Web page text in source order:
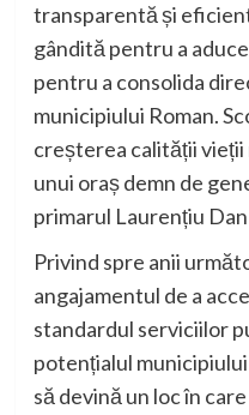
transparentă și
gândită pentru a
pentru a consolida
municipiului Roman.
creșterea calității
unui oraș demn de
primarul Laurențiu
Privind spre anii
angajamentul de a
standardul serviciilor
potențialul
să devină un loc în